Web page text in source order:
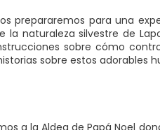
prepararemos para una
la naturaleza silvestre de
sobre cómo
sobre estos adorables
a la Aldea de Papá Noel